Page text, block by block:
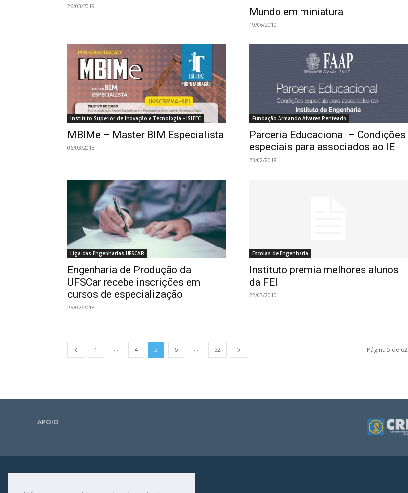
26/03/2019 Mundo em miniatura
19/06/2010
Instituto Superior de Inovação e Tecnologia - ISITEC
MBIMe – Master BIM Especialista
06/03/2018
Fundação Armando Alvares Penteado
Parceria Educacional – Condições
especiais para associados ao IE
23/02/2018
Liga das Engenharias UFSCAR
Engenharia de Produção da
UFSCar recebe inscrições em
cursos de especialização
25/07/2018
Escolas de Engenharia
Instituto premia melhores alunos
da FEI
22/03/2010
1 ... 4 5 6 ... 62 Página 5 de 62
APOIO